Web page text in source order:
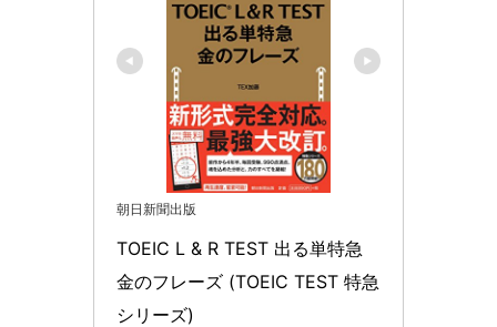
朝日新聞出版
TOEIC L & R TEST 出る単特急
金のフレーズ (TOEIC TEST 特急
シリーズ)